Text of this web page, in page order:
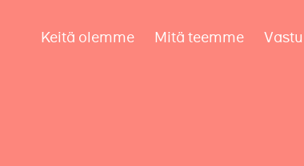
Keitä olemme Mitä teemme